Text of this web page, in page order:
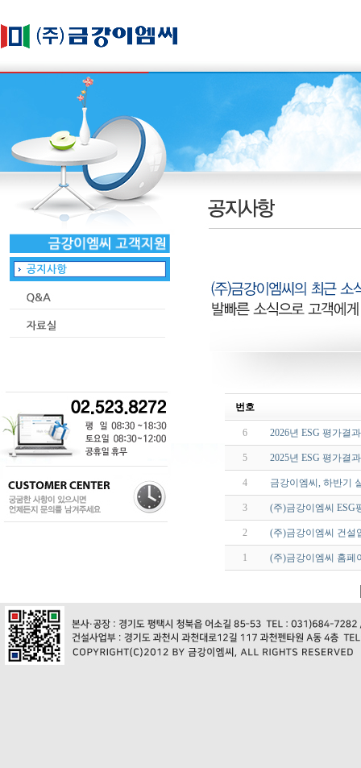
번호
6 2026년 ESG 평가결
5 2025년 ESG 평가결
4 금강이엠씨, 하반기
3 (주)금강이엠씨 ESG
2 (주)금강이엠씨 건설
1 (주)금강이엠씨 홈페